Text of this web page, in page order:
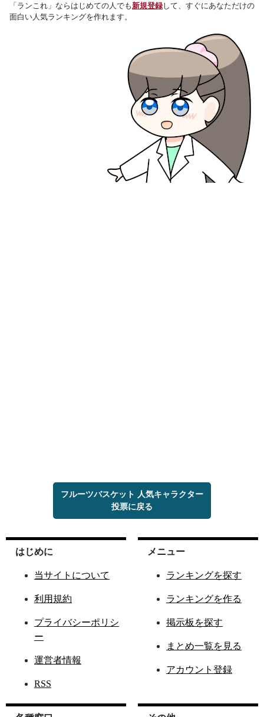
「ランこれ」ならはじめての人でも新規登録して、すぐにあなただけの
面白い人気ランキングを作れます。
フルーツバスケット 人気キャラクター
投票に戻る
はじめに
当サイトについて
利用規約
プライバシーポリシ
ー
運営者情報
RSS
メニュー
ランキングを探す
ランキングを作る
掲示板を探す
まとめ一覧を見る
アカウント登録